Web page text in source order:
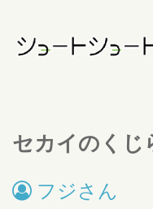
セカイのくじ
フジさん